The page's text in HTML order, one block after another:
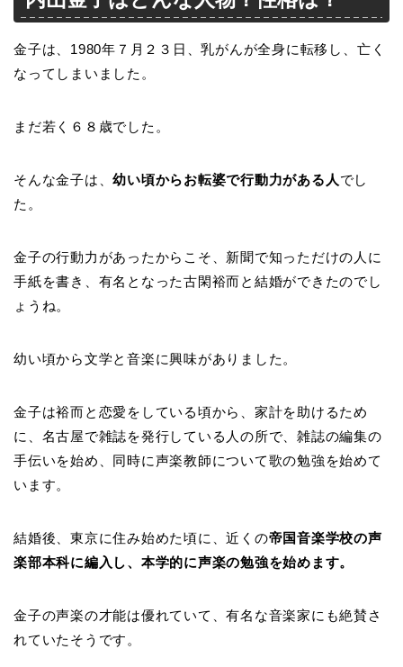
金子は、1980年７月２３日、乳がんが全身に転移し、亡く
なってしまいました。
まだ若く６８歳でした。
そんな金子は、幼い頃からお転婆で行動力がある人 でし
た。
金子の行動力があったからこそ、新聞で知っただけの人に
手紙を書き、有名となった古閑裕而と結婚ができたのでし
ょうね。
幼い頃から文学と音楽に興味がありました。
金子は裕而と恋愛をしている頃から、家計を助けるため
に、名古屋で雑誌を発行している人の所で、雑誌の編集の
手伝いを始め、同時に声楽教師について歌の勉強を始めて
います。
結婚後、東京に住み始めた頃に、近くの帝国音楽学校の声
楽部本科に編入し、本学的に声楽の勉強を始めます。
金子の声楽の才能は優れていて、有名な音楽家にも絶賛さ
れていたそうです。